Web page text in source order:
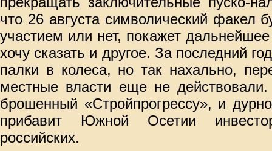
что 26 августа символический факел
участием или нет, покажет
хочу сказать и другое. За последний
палки в колеса, но так нахально,
местные власти еще не
брошенный «Стройпрогрессу», и
прибавит Южной Осетии
российских.